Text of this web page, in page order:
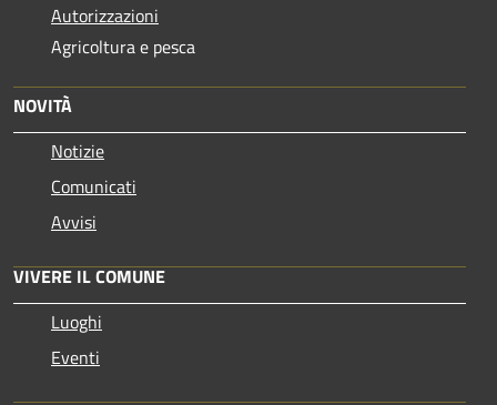
Autorizzazioni
Agricoltura e pesca
NOVITÀ
Notizie
Comunicati
Avvisi
VIVERE IL COMUNE
Luoghi
Eventi